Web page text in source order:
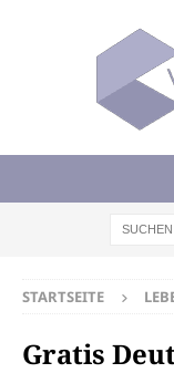
STARTSEITE
Gratis